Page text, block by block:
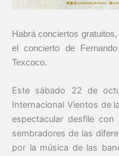
Habrá conciertos
el concierto de
Texcoco.
Este sábado 22 de
Internacional Vientos de
espectacular desfile
sembradores de las
por la música de las